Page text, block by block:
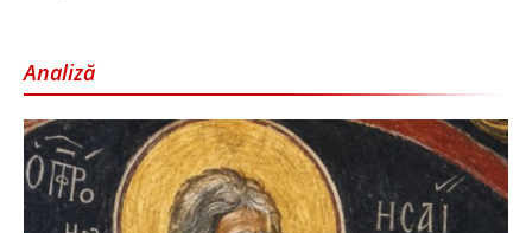
Analiză